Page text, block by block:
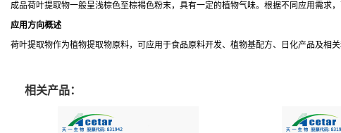
成品荷叶提取物一般呈浅棕色至棕褐色粉末，具有一定的植物气味。根据不同应用需求
应用方向概述
荷叶提取物作为植物提取物原料，可应用于食品原料开发、植物基配方、日化产品及相
相关产品：